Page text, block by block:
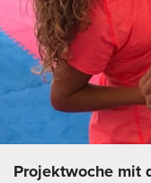
Projektwoche mit